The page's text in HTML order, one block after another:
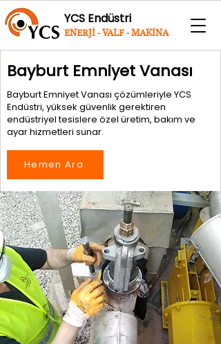
YCS Endüstri
ENERJİ - VALF - MAKİNA
Bayburt Emniyet Vanası
Bayburt Emniyet Vanası çözümleriyle YCS
Endüstri, yüksek güvenlik gerektiren
endüstriyel tesislere özel üretim, bakım ve
ayar hizmetleri sunar.
Hemen Ara